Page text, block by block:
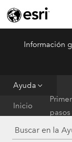
ArcGIS Pro Menu
Información
Ayuda
Inicio
pasos